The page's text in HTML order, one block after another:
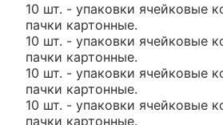
10 шт. - упаковки ячейковые
пачки картонные.
10 шт. - упаковки ячейковые
пачки картонные.
10 шт. - упаковки ячейковые
пачки картонные.
10 шт. - упаковки ячейковые
пачки картонные.